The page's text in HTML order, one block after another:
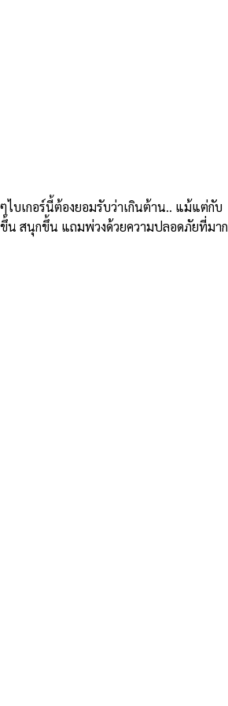
บเกอร์นี้ต้องยอมรับว่าเกินต้าน.. แม้แต่กับ
ขึ้น สนุกขึ้น แถมพ่วงด้วยความปลอดภัยที่มาก